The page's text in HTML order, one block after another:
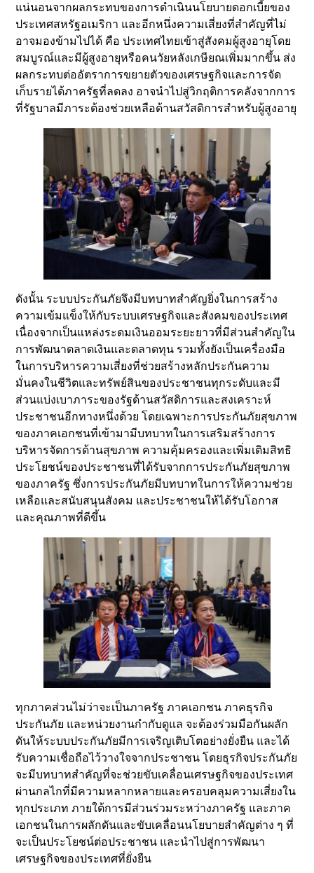
แน่นอนจากผลกระทบของการดำเนินนโยบายดอกเบี้ยของ
ประเทศสหรัฐอเมริกา และอีกหนึ่งความเสี่ยงที่สำคัญที่ไม่
อาจมองข้ามไปได้ คือ ประเทศไทยเข้าสู่สังคมผู้สูงอายุโดย
สมบูรณ์และมีผู้สูงอายุหรือคนวัยหลังเกษียณเพิ่มมากขึ้น ส่ง
ผลกระทบต่ออัตราการขยายตัวของเศรษฐกิจและการจัด
เก็บรายได้ภาครัฐที่ลดลง อาจนำไปสู่วิกฤติการคลังจากการ
ที่รัฐบาลมีภาระต้องช่วยเหลือด้านสวัสดิการสำหรับผู้สูงอายุ
ดังนั้น ระบบประกันภัยจึงมีบทบาทสำคัญยิ่งในการสร้าง
ความเข้มแข็งให้กับระบบเศรษฐกิจและสังคมของประเทศ
เนื่องจากเป็นแหล่งระดมเงินออมระยะยาวที่มีส่วนสำคัญใน
การพัฒนาตลาดเงินและตลาดทุน รวมทั้งยังเป็นเครื่องมือ
ในการบริหารความเสี่ยงที่ช่วยสร้างหลักประกันความ
มั่นคงในชีวิตและทรัพย์สินของประชาชนทุกระดับและมี
ส่วนแบ่งเบาภาระของรัฐด้านสวัสดิการและสงเคราะห์
ประชาชนอีกทางหนึ่งด้วย โดยเฉพาะการประกันภัยสุขภาพ
ของภาคเอกชนที่เข้ามามีบทบาทในการเสริมสร้างการ
บริหารจัดการด้านสุขภาพ ความคุ้มครองและเพิ่มเติมสิทธิ
ประโยชน์ของประชาชนที่ได้รับจากการประกันภัยสุขภาพ
ของภาครัฐ ซึ่งการประกันภัยมีบทบาทในการให้ความช่วย
เหลือและสนับสนุนสังคม และประชาชนให้ได้รับโอกาส
และคุณภาพที่ดีขึ้น
ทุกภาคส่วนไม่ว่าจะเป็นภาครัฐ ภาคเอกชน ภาคธุรกิจ
ประกันภัย และหน่วยงานกำกับดูแล จะต้องร่วมมือกันผลัก
ดันให้ระบบประกันภัยมีการเจริญเติบโตอย่างยั่งยืน และได้
รับความเชื่อถือไว้วางใจจากประชาชน โดยธุรกิจประกันภัย
จะมีบทบาทสำคัญที่จะช่วยขับเคลื่อนเศรษฐกิจของประเทศ
ผ่านกลไกที่มีความหลากหลายและครอบคลุมความเสี่ยงใน
ทุกประเภท ภายใต้การมีส่วนร่วมระหว่างภาครัฐ และภาค
เอกชนในการผลักดันและขับเคลื่อนนโยบายสำคัญต่าง ๆ ที่
จะเป็นประโยชน์ต่อประชาชน และนำไปสู่การพัฒนา
เศรษฐกิจของประเทศที่ยั่งยืน